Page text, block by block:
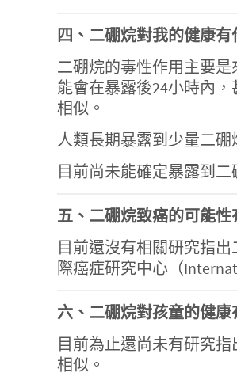
四、二硼烷對我的健康有
二硼烷的毒性作用主要
能會在暴露後24小時內
相似。
人類長期暴露到少量二
目前尚未能確定暴露到
五、二硼烷致癌的可能性
目前還沒有相關研究指出
際癌症研究中心（
六、二硼烷對孩童的健康
目前為止還尚未有研究
相似。